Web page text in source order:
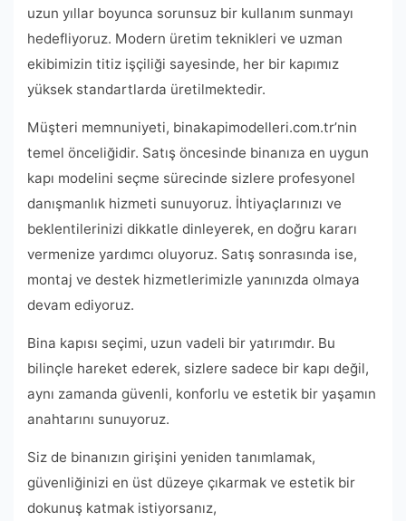
uzun yıllar boyunca sorunsuz bir kullanım sunmayı
hedefliyoruz. Modern üretim teknikleri ve uzman
ekibimizin titiz işçiliği sayesinde, her bir kapımız
yüksek standartlarda üretilmektedir.
Müşteri memnuniyeti, binakapimodelleri.com.tr’nin
temel önceliğidir. Satış öncesinde binanıza en uygun
kapı modelini seçme sürecinde sizlere profesyonel
danışmanlık hizmeti sunuyoruz. İhtiyaçlarınızı ve
beklentilerinizi dikkatle dinleyerek, en doğru kararı
vermenize yardımcı oluyoruz. Satış sonrasında ise,
montaj ve destek hizmetlerimizle yanınızda olmaya
devam ediyoruz.
Bina kapısı seçimi, uzun vadeli bir yatırımdır. Bu
bilinçle hareket ederek, sizlere sadece bir kapı değil,
aynı zamanda güvenli, konforlu ve estetik bir yaşamın
anahtarını sunuyoruz.
Siz de binanızın girişini yeniden tanımlamak,
güvenliğinizi en üst düzeye çıkarmak ve estetik bir
dokunuş katmak istiyorsanız,